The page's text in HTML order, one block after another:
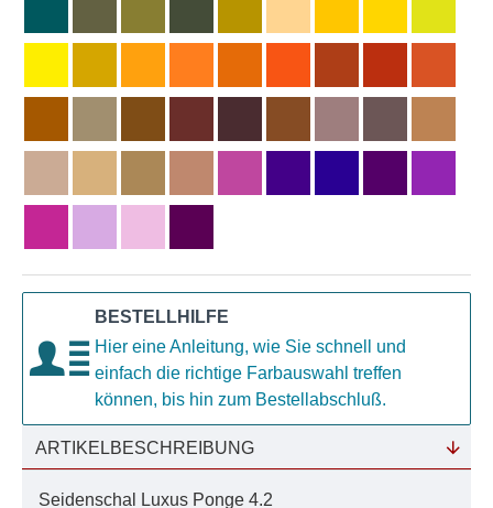
BESTELLHILFE
Hier eine Anleitung, wie Sie schnell und
einfach die richtige Farbauswahl treffen
können, bis hin zum Bestellabschluß.
ARTIKELBESCHREIBUNG
Seidenschal Luxus Ponge 4.2